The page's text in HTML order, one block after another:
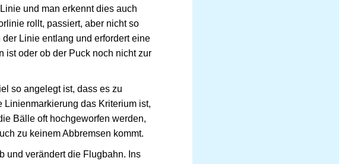
und man erkennt dies auch
rollt, passiert, aber nicht so
Linie entlang und erfordert eine
ist oder ob der Puck noch nicht zur
so angelegt ist, dass es zu
das Kriterium ist,
Bälle oft hochgeworfen werden,
zu keinem Abbremsen kommt.
und verändert die Flugbahn. Ins